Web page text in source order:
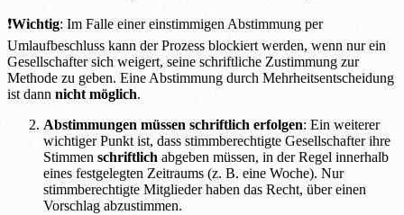
❗Wichtig: Im Falle einer einstimmigen Abstimmung per
Umlaufbeschluss kann der Prozess blockiert werden, wenn nur ein
Gesellschafter sich weigert, seine schriftliche Zustimmung zur
Methode zu geben. Eine Abstimmung durch Mehrheitsentscheidung
ist dann nicht möglich.
Abstimmungen müssen schriftlich erfolgen: Ein weiterer
wichtiger Punkt ist, dass stimmberechtigte Gesellschafter ihre
Stimmen schriftlich abgeben müssen, in der Regel innerhalb
eines festgelegten Zeitraums (z. B. eine Woche). Nur
stimmberechtigte Mitglieder haben das Recht, über einen
Vorschlag abzustimmen.